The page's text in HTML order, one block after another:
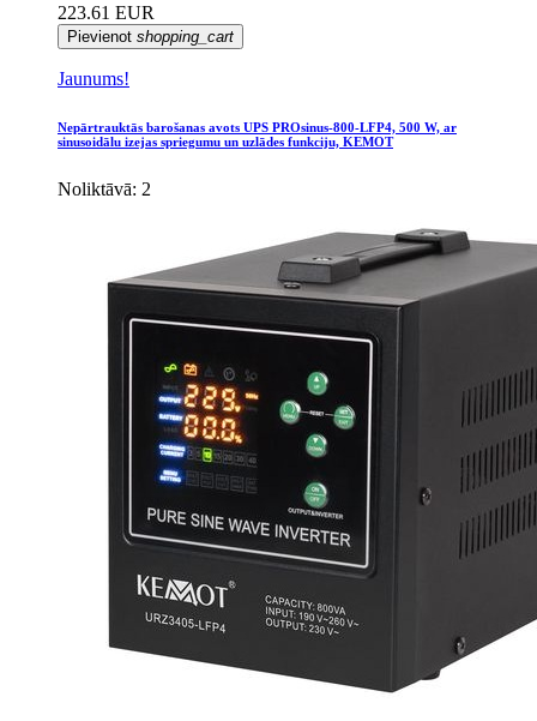
223.61 EUR
Pievienot shopping_cart
Jaunums!
Nepārtrauktās barošanas avots UPS PROsinus-800-LFP4, 500 W, ar
sinusoidālu izejas spriegumu un uzlādes funkciju, KEMOT
Noliktāvā: 2